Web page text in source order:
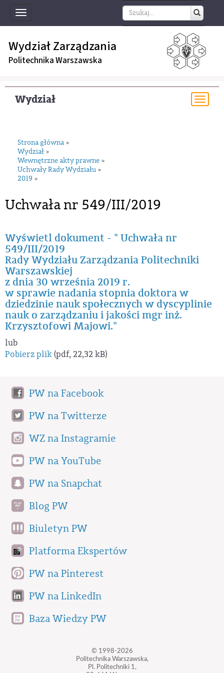
Toggle
navigation
Wydział Zarządzania
Politechnika Warszawska
Wydział
Strona główna »
Wydział »
Wewnętrzne akty prawne »
Uchwały Rady Wydziału »
2019 »
Uchwała nr 549/III/2019
Wyświetl dokument - " Uchwała nr
549/III/2019
Rady Wydziału Zarządzania Politechniki
Warszawskiej
z dnia 30 września 2019 r.
w sprawie nadania stopnia doktora w
dziedzinie nauk społecznych w dyscyplinie
nauk o zarządzaniu i jakości mgr inż.
Krzysztofowi Majowi."
lub
Pobierz plik(pdf, 22,32 kB)
PW na Facebook
PW na Twitterze
WZ na Instagramie
PW na YouTube
PW na Snapchat
Blog PW
Biuletyn PW
Platforma Ekspertów
PW na Pinterest
PW na LinkedIn
Baza Wiedzy PW
© 1998-2026
Politechnika Warszawska,
Pl. Politechniki 1,